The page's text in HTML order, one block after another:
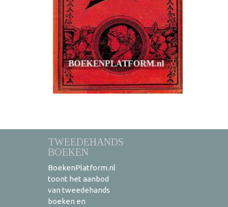
TWEEDEHANDS
BOEKEN
BoekenPlatform.nl
toont het aanbod
van tweedehands
boeken en